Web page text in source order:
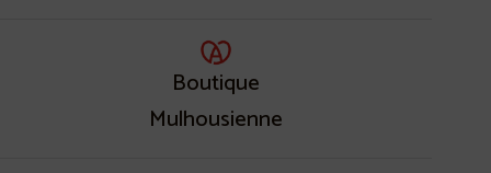
Boutique
Mulhousienne